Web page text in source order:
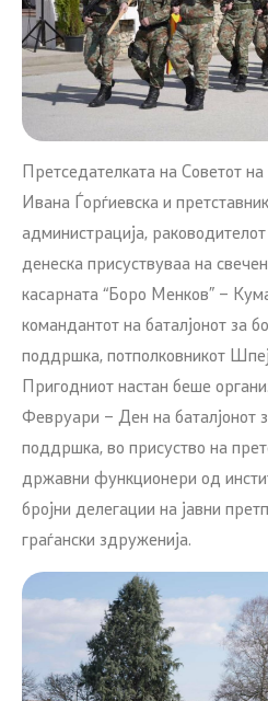
Претседателката на Советот
Ивана Ѓорѓиевска и
администрација,
денеска присуствуваа на
касарната “Боро Менков” –
командантот на баталјонот за
поддршка, потполковникот
Пригодниот настан беше
Февруари – Ден на баталјонот
поддршка, во присуство на
државни функционери од
бројни делегации на јавни
граѓански здруженија.